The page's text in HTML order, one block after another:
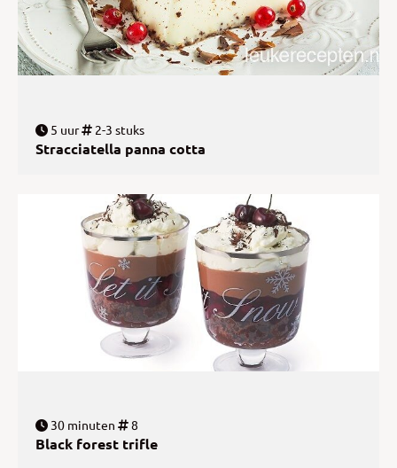
5 uur 2-3 stuks
Stracciatella panna cotta
30 minuten 8
Black forest trifle